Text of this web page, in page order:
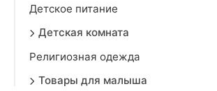
Детское питание
Детская комната
Религиозная одежда
Товары для малыша